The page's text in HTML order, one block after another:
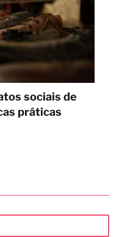
sociais de
práticas